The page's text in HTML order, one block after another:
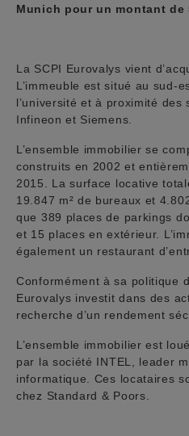
Munich pour un montant de
La SCPI Eurovalys vient
L’immeuble est situé au sud-
l’université et à proximité
Infineon et Siemens.
L’ensemble immobilier se
construits en 2002 et
2015. La surface locative
19.847 m² de bureaux et
que 389 places de parkings
et 15 places en extérieur.
également un restaurant
Conformément à sa politique
Eurovalys investit dans des
recherche d’un rendement
L’ensemble immobilier est
par la société INTEL, leader
informatique. Ces locataires
chez Standard & Poors.